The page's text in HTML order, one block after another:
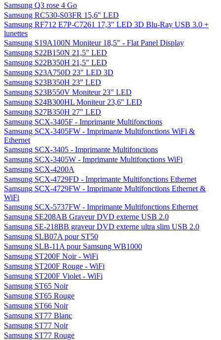
Samsung Q3 rose 4 Go
Samsung RC530-S03FR 15,6" LED
Samsung RF712 E7P-C7261 17,3" LED 3D Blu-Ray USB 3.0 +
lunettes
Samsung S19A100N Moniteur 18,5" - Flat Panel Display
Samsung S22B150N 21,5" LED
Samsung S22B350H 21,5" LED
Samsung S23A750D 23" LED 3D
Samsung S23B350H 23" LED
Samsung S23B550V Moniteur 23" LED
Samsung S24B300HL Moniteur 23,6" LED
Samsung S27B350H 27" LED
Samsung SCX-3405F - Imprimante Multifonctions
Samsung SCX-3405FW - Imprimante Multifonctions WiFi &
Ethernet
Samsung SCX-3405 - Imprimante Multifonctions
Samsung SCX-3405W - Imprimante Multifonctions WiFi
Samsung SCX-4200A
Samsung SCX-4729FD - Imprimante Multifonctions Ethernet
Samsung SCX-4729FW - Imprimante Multifonctions Ethernet &
WiFi
Samsung SCX-5737FW - Imprimante Multifonctions Ethernet
Samsung SE208AB Graveur DVD externe USB 2.0
Samsung SE-218BB graveur DVD externe ultra slim USB 2.0
Samsung SLB07A pour ST50
Samsung SLB-11A pour Samsung WB1000
Samsung ST200F Noir - WiFi
Samsung ST200F Rouge - WiFi
Samsung ST200F Violet - WiFi
Samsung ST65 Noir
Samsung ST65 Rouge
Samsung ST66 Noir
Samsung ST77 Blanc
Samsung ST77 Noir
Samsung ST77 Rouge